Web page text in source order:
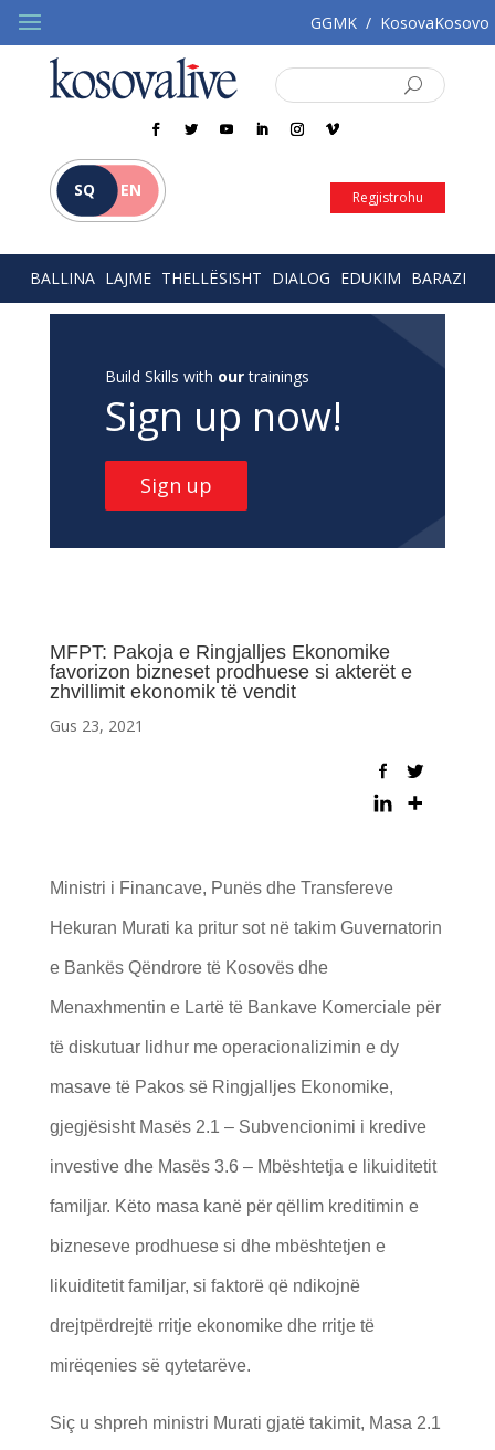
GGMK / KosovaKosovo
SQ EN Regjistrohu
BALLINA LAJME THELLËSISHT DIALOG EDUKIM BARAZI
Build Skills with ourtrainings
Sign up now!
Sign up
MFPT: Pakoja e Ringjalljes Ekonomike
favorizon bizneset prodhuese si akterët e
zhvillimit ekonomik të vendit
Gus 23, 2021
Ministri i Financave, Punёs dhe Transfereve
Hekuran Murati ka pritur sot në takim Guvernatorin
e Bankës Qëndrore të Kosovës dhe
Menaxhmentin e Lartё të Bankave Komerciale për
të diskutuar lidhur me operacionalizimin e dy
masave të Pakos së Ringjalljes Ekonomike,
gjegjёsisht Masës 2.1 – Subvencionimi i kredive
investive dhe Masës 3.6 – Mbështetja e likuiditetit
familjar. Kёto masa kanё pёr qёllim kreditimin e
bizneseve prodhuese si dhe mbёshtetjen e
likuiditetit familjar, si faktorё qё ndikojnё
drejtpёrdrejtё rritje ekonomike dhe rritje tё
mirёqenies sё qytetarёve.
Siç u shpreh ministri Murati gjatё takimit, Masa 2.1